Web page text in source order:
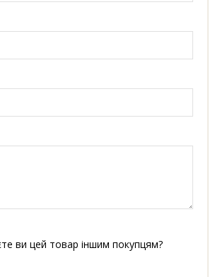
ви цей товар іншим покупцям?